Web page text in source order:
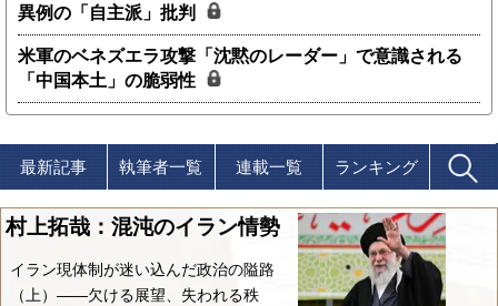
異例の「自主派」批判
米軍のベネズエラ攻撃「沈黙のレーダー」で意識される
「中国本土」の脆弱性
最新記事 執筆者一覧 連載一覧 ランキング
村上拓哉：混沌のイラン情勢
イラン現体制が迷い込んだ政治の隘路
（上）――欠ける展望、失われる秩